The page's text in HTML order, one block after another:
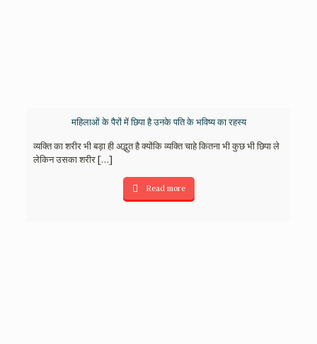
महिलाओं के पैरों में छिपा है उनके पति के भविष्‍य का रहस्‍य
व्‍यक्ति का शरीर भी बड़ा ही अद्भुत है क्‍योंकि व्‍यक्ति चाहे कितना भी कुछ भी छिपा ले
लेकिन उसका शरीर[…]
Read more